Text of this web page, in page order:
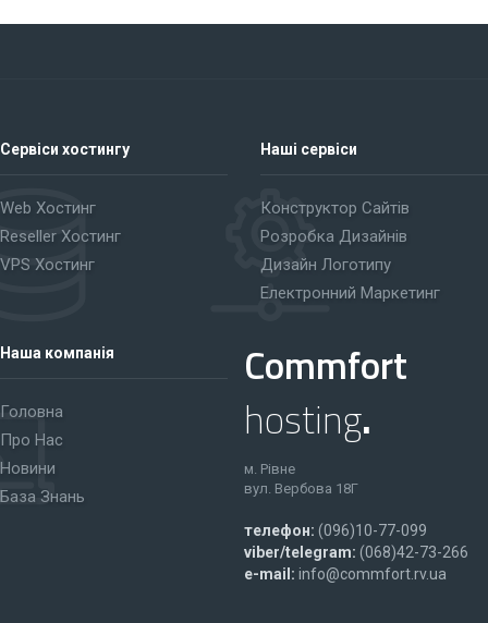
Сервіси хостингу
Web Хостинг
Reseller Хостинг
VPS Хостинг
Наші сервіси
Конструктор Сайтів
Розробка Дизайнів
Дизайн Логотипу
Електронний Маркетинг
Наша компанія
Головна
Про Нас
Новини
База Знань
Commfort
hosting.
м. Рівне
вул. Вербова 18Г
телефон: (096)10-77-099
viber/telegram: (068)42-73-266
e-mail: info@commfort.rv.ua